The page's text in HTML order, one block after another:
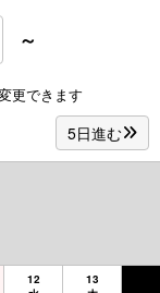
～
更できます
5日進む
12
13